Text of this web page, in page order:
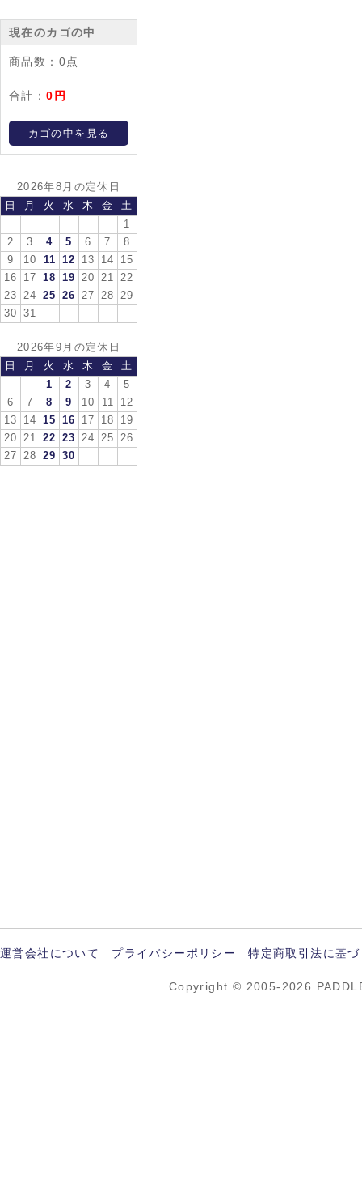
現在のカゴの中
商品数： 0点
合計：0円
カゴの中を見る
2026年8月の定休日
日
月 火 水 木 金
土
1
2
3 4 5 6 7
8
9
10 11 12 13 14
15
16
17 18 19 20 21
22
23
24 25 26 27 28
29
30
31
2026年9月の定休日
日
月 火 水 木 金
土
1
2 3 4
5
6
7 8 9 10 11
12
13
14 15 16 17 18
19
20
21 22 23 24 25
26
27
28 29 30
運営会社について プライバシーポリシー 特定商取引法に基
Copyright © 2005-2026